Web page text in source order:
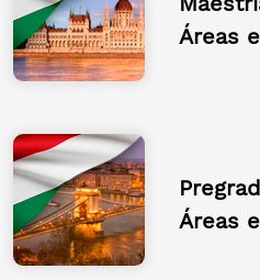
Áreas
Áreas